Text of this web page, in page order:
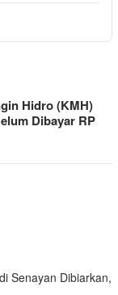
Hidro (KMH)
Dibayar RP
Senayan Dibiarkan,